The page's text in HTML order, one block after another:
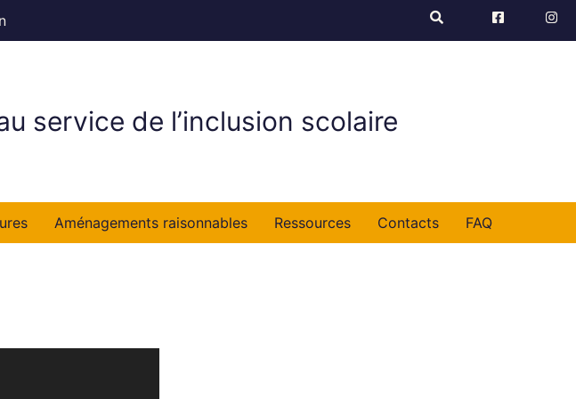
service de l’inclusion scolaire
Aménagements raisonnables Ressources Contacts FAQ